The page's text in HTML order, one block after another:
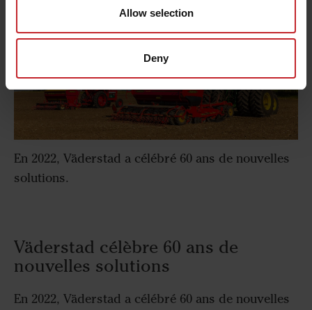
Allow selection
Deny
En 2022, Väderstad a célébré 60 ans de nouvelles
solutions.
Väderstad célèbre 60 ans de
nouvelles solutions
En 2022, Väderstad a célébré 60 ans de nouvelles